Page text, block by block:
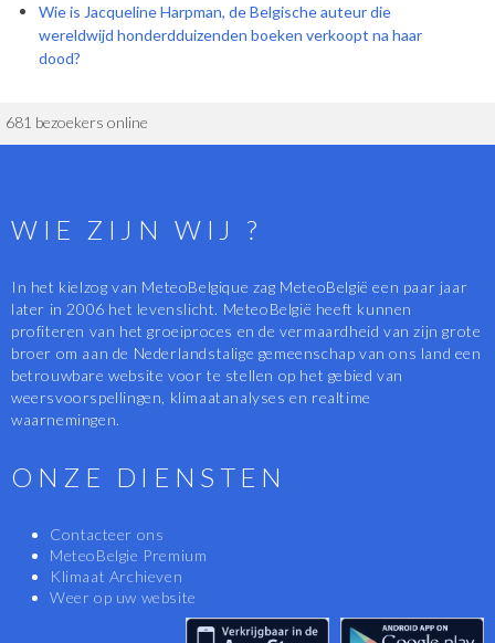
Wie is Jacqueline Harpman, de Belgische auteur die
wereldwijd honderdduizenden boeken verkoopt na haar
dood?
681 bezoekers online
WIE ZIJN WIJ ?
In het kielzog van MeteoBelgique zag MeteoBelgië een paar jaar
later in 2006 het levenslicht. MeteoBelgië heeft kunnen
profiteren van het groeiproces en de vermaardheid van zijn grote
broer om aan de Nederlandstalige gemeenschap van ons land een
betrouwbare website voor te stellen op het gebied van
weersvoorspellingen, klimaatanalyses en realtime
waarnemingen.
ONZE DIENSTEN
Contacteer ons
MeteoBelgie Premium
Klimaat Archieven
Weer op uw website